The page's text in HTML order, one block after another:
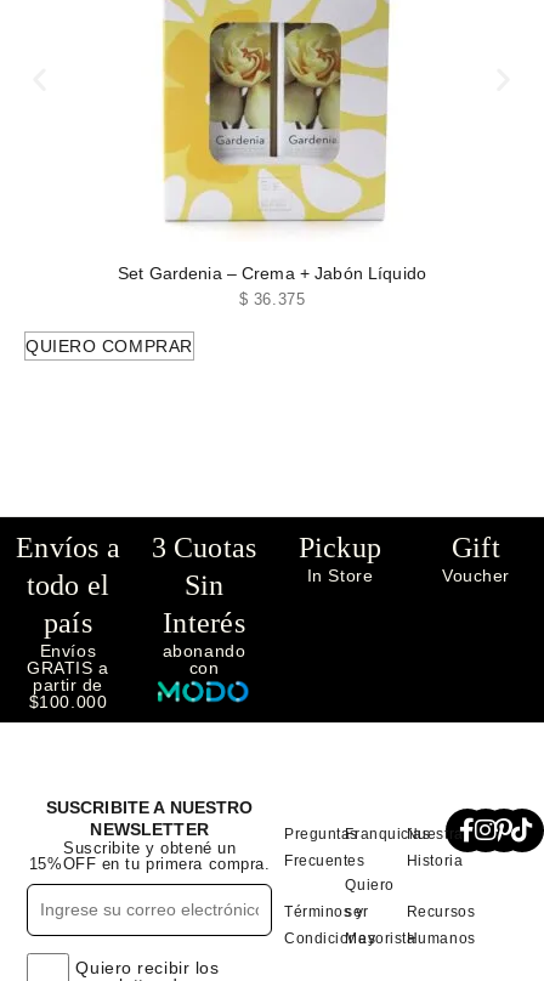
Set Gardenia – Crema + Jabón Líquido
$ 36.375
QUIERO COMPRAR
Envíos a
todo el
país
Envíos
GRATIS a
partir de
$100.000
3 Cuotas
Sin
Interés
abonando
con
Pickup
In Store
Gift
Voucher
Preguntas
Frecuentes
Términos y
Condiciones
Franquicias
Quiero
ser
Mayorista
Nuestra
Historia
Recursos
Humanos
SUSCRIBITE A NUESTRO
NEWSLETTER
Suscribite y obtené un
15%OFF en tu primera compra.
Quiero recibir los